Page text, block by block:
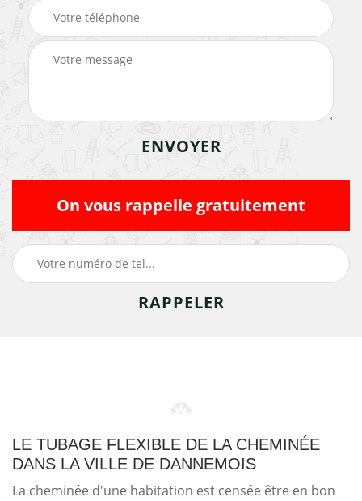
On vous rappelle gratuitement
LE TUBAGE FLEXIBLE DE LA CHEMINÉE
DANS LA VILLE DE DANNEMOIS
La cheminée d'une habitation est censée être en bon